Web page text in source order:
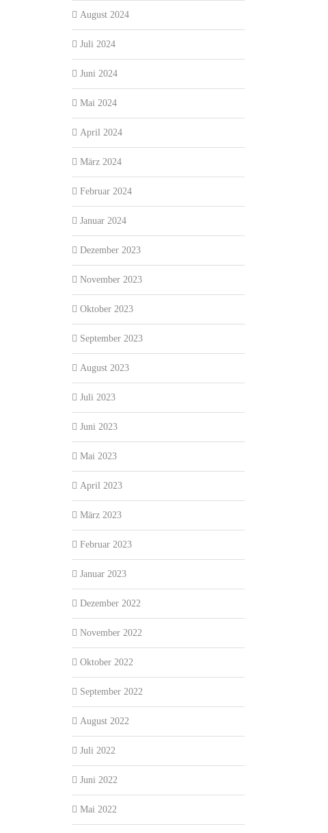
August 2024
Juli 2024
Juni 2024
Mai 2024
April 2024
März 2024
Februar 2024
Januar 2024
Dezember 2023
November 2023
Oktober 2023
September 2023
August 2023
Juli 2023
Juni 2023
Mai 2023
April 2023
März 2023
Februar 2023
Januar 2023
Dezember 2022
November 2022
Oktober 2022
September 2022
August 2022
Juli 2022
Juni 2022
Mai 2022